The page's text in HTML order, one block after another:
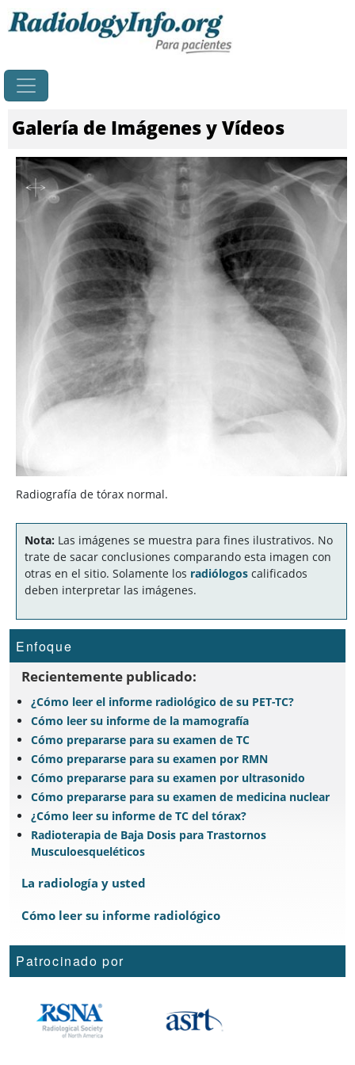
Galería de Imágenes y Vídeos
Radiografía de tórax normal.
Nota: Las imágenes se muestra para fines ilustrativos. No
trate de sacar conclusiones comparando esta imagen con
otras en el sitio. Solamente los radiólogos calificados
deben interpretar las imágenes.
Enfoque
Recientemente publicado:
¿Cómo leer el informe radiológico de su PET-TC?
Cómo leer su informe de la mamografía
Cómo prepararse para su examen de TC
Cómo prepararse para su examen por RMN
Cómo prepararse para su examen por ultrasonido
Cómo prepararse para su examen de medicina nuclear
¿Cómo leer su informe de TC del tórax?
Radioterapia de Baja Dosis para Trastornos
Musculoesqueléticos
La radiología y usted
Cómo leer su informe radiológico
Patrocinado por